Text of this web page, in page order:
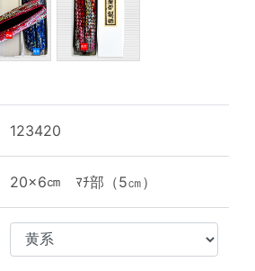
123420
20×6㎝ ﾏﾁ部（5㎝）